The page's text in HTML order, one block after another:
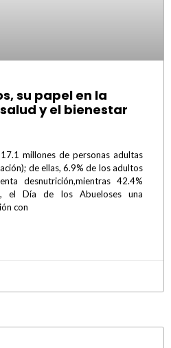
su papel en la
y el bienestar
millones de personas adultas
de ellas, 6.9% de los adultos
desnutrición,mientras 42.4%
el Día de los Abueloses una
con